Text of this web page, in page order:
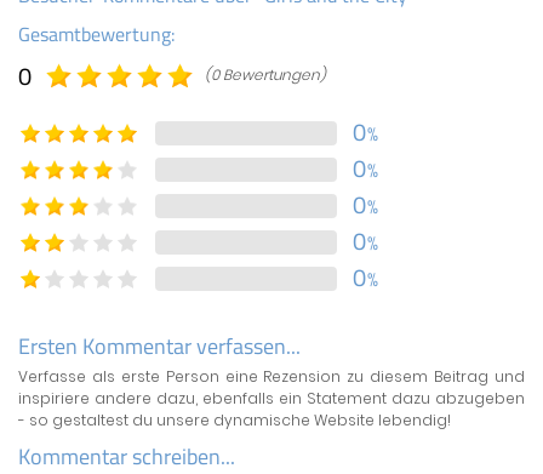
Gesamtbewertung:
0 (0 Bewertungen)
0%
0%
0%
0%
0%
Ersten Kommentar verfassen...
Verfasse als erste Person eine Rezension zu diesem Beitrag und
inspiriere andere dazu, ebenfalls ein Statement dazu abzugeben
- so gestaltest du unsere dynamische Website lebendig!
Kommentar schreiben...